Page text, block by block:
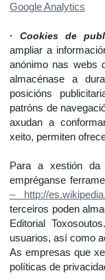
Google Analytics
·Cookies de
ampliar a
anónimo nas webs
almacénase a
posicións
patróns de
axudan a
xeito, permiten
Para a xestión da
empréganse
– http://
terceiros poden
Editorial
usuarios, así como
As empresas que
políticas de